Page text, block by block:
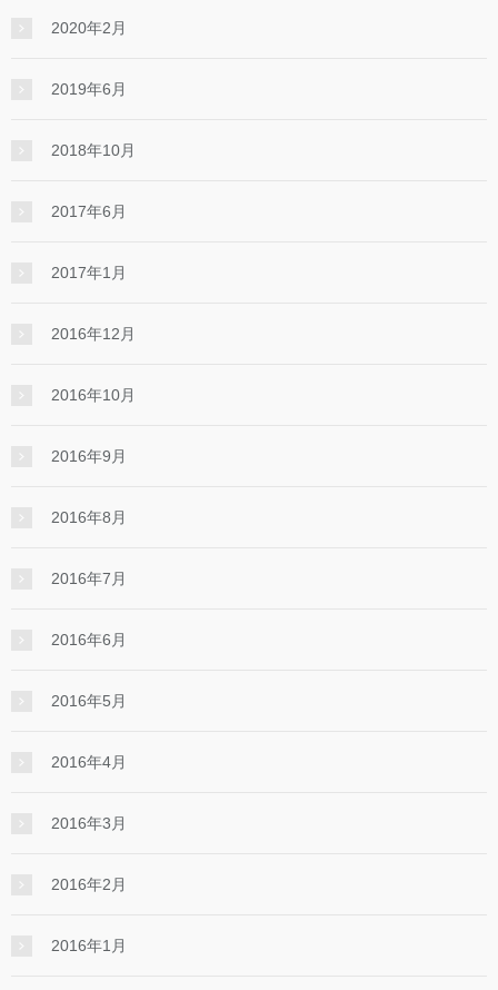
2020年2月
2019年6月
2018年10月
2017年6月
2017年1月
2016年12月
2016年10月
2016年9月
2016年8月
2016年7月
2016年6月
2016年5月
2016年4月
2016年3月
2016年2月
2016年1月